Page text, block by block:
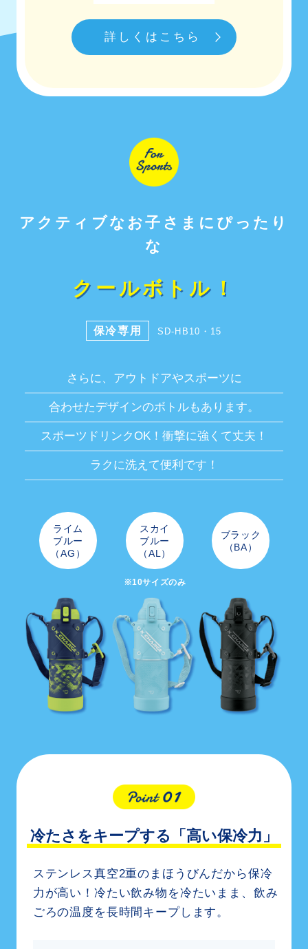
詳しくはこちら
アクティブなお子さまにぴったり
な
クールボトル！
保冷専用 SD-HB10・15
さらに、アウトドアやスポーツに
合わせたデザインのボトルもあります。
スポーツドリンクOK！衝撃に強くて丈夫！
ラクに洗えて便利です！
ライム
ブルー
（AG）
スカイ
ブルー
（AL）
※10サイズのみ
ブラック
（BA）
冷たさをキープする「高い保冷力」
ステンレス真空2重のまほうびんだから保冷
力が高い！ 冷たい飲み物を冷たいまま、 飲み
ごろの温度を長時間キープします。